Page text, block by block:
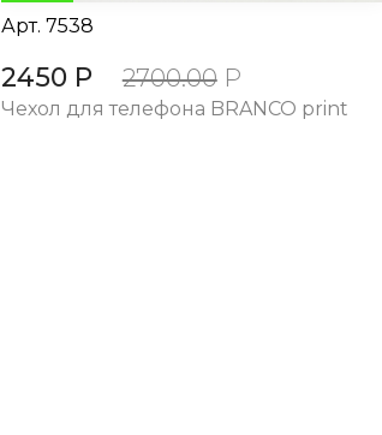
Арт. 7538
2450 Р 2700.00 Р
Чехол для телефона BRANCO print